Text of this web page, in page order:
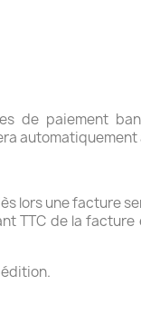
de paiement
automatiquement
lors une facture
TTC de la